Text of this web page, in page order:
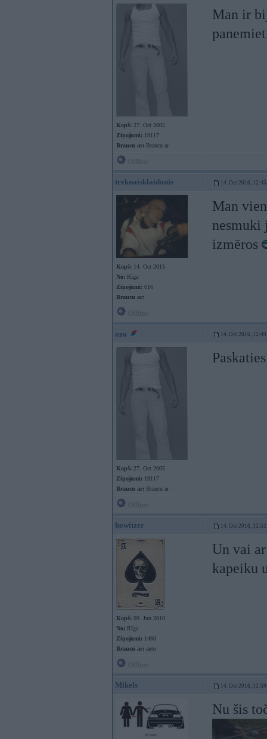
Kopš: 27. Oct 2005
Ziņojumi: 19117
Braucu ar: Braucu ar
Man ir
treknaisklaidonis 14. Oct 2016, 12:45
Kopš: 14. Oct 2015
No: Rīga
Ziņojumi: 616
Braucu ar:
Man
nesmuki
izmēros
ozo 14. Oct 2016, 12:49
Kopš: 27. Oct 2005
Ziņojumi: 19117
Braucu ar: Braucu ar
howitzer 14. Oct 2016, 12:52
Kopš: 09. Jun 2010
No: Rīga
Ziņojumi: 1460
Braucu ar: auto
Un vai
kapeiku
Mikels 14. Oct 2016, 12:59
Nu šis